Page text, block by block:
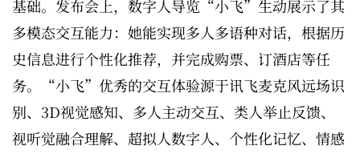
基础。发布会上，数字人导览“小飞”生动展示了其
多模态交互能力：她能实现多人多语种对话，根据历
史信息进行个性化推荐，并完成购票、订酒店等任
务。“小飞”优秀的交互体验源于讯飞麦克风远场识
别、3D视觉感知、多人主动交互、类人举止反馈、
视听觉融合理解、超拟人数字人、个性化记忆、情感